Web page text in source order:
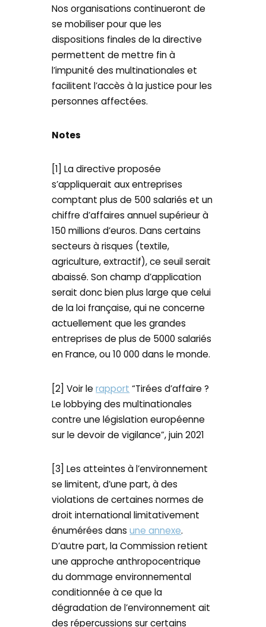
Nos organisations continueront de
se mobiliser pour que les
dispositions finales de la directive
permettent de mettre fin à
l’impunité des multinationales et
facilitent l’accès à la justice pour les
personnes affectées.
Notes
[1] La directive proposée
s’appliquerait aux entreprises
comptant plus de 500 salariés et un
chiffre d’affaires annuel supérieur à
150 millions d’euros. Dans certains
secteurs à risques (textile,
agriculture, extractif), ce seuil serait
abaissé. Son champ d’application
serait donc bien plus large que celui
de la loi française, qui ne concerne
actuellement que les grandes
entreprises de plus de 5000 salariés
en France, ou 10 000 dans le monde.
[2] Voir lerapport “Tirées d’affaire ?
Le lobbying des multinationales
contre une législation européenne
sur le devoir de vigilance”, juin 2021
[3] Les atteintes à l’environnement
se limitent, d’une part, à des
violations de certaines normes de
droit international limitativement
énumérées dansune annexe.
D’autre part, la Commission retient
une approche anthropocentrique
du dommage environnemental
conditionnée à ce que la
dégradation de l’environnement ait
des répercussions sur certains